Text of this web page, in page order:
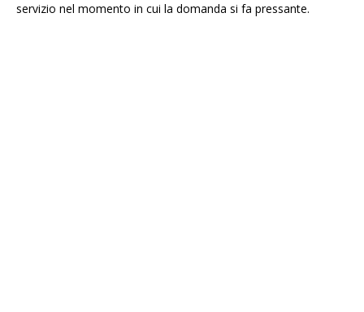
servizio nel momento in cui la domanda si fa pressante.